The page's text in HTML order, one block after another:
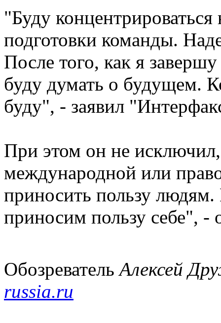
"Буду
подготовки команды.
После того, как я
буду думать о будущем.
буду", - заявил
При этом он не исключил,
международной или
приносить пользу
приносим пользу себе", -
ОбозревательАлексей
russia.ru